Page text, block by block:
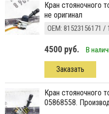
кран стояночного тормоза (ручник) б/у \ 000430264
не оригинал
ОЕМ: 81523156171 /
4500 руб. В
Заказать
кран стояночного тормоза (ручник) б/у \ ОЕМ:
05868558.